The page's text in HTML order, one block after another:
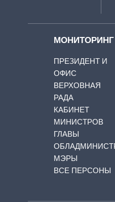
МОНИТОРИНГ
ПРЕЗИДЕНТ И
ОФИС
ВЕРХОВНАЯ
РАДА
КАБИНЕТ
МИНИСТРОВ
ГЛАВЫ
МЭРЫ
ВСЕ ПЕРСОНЫ